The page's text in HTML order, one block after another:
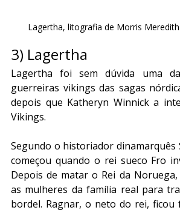
Lagertha, litografia de Morris
3) Lagertha
Lagertha foi sem dúvida uma
guerreiras vikings das sagas
depois que Katheryn Winnick a
Vikings.
Segundo o historiador dinamarquês
começou quando o rei sueco Fro
Depois de matar o Rei da
as mulheres da família real para
bordel. Ragnar, o neto do rei, ficou